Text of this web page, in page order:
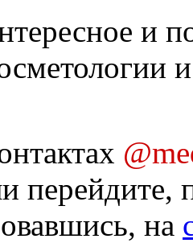
и
перейдите,
на